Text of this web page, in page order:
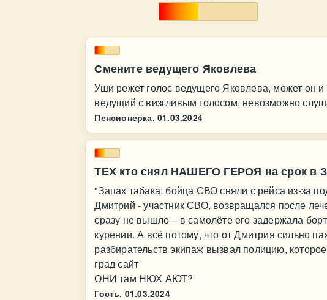
Смените ведущего Яковлева
Уши режет голос ведущего Яковлева, может он
ведущий с визгливым голосом, невозможно
Пенсионерка, 01.03.2024
ТЕХ кто снял НАШЕГО ГЕРОЯ на срок в
"Запах табака: бойца СВО сняли с рейса из-за
Дмитрий - участник СВО, возвращался после
сразу не вышло – в самолёте его задержала
курении. А всё потому, что от Дмитрия сильно
разбирательств экипаж вызвал полицию,
град сайт
ОНИ там НЮХ АЮТ?
Гость, 01.03.2024